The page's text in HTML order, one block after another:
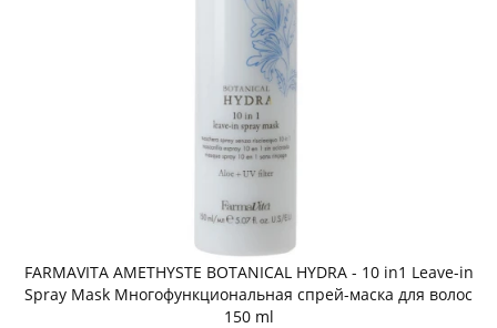
FARMAVITA AMETHYSTE BOTANICAL HYDRA - 10 in1 Leave-in
Spray Mask Многофункциональная спрей-маска для волос
150 ml